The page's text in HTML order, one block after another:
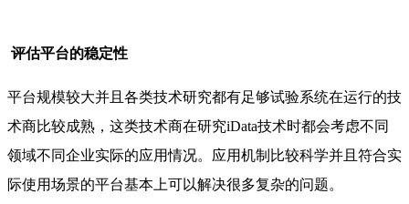
评估平台的稳定性
平台规模较大并且各类技术研究都有足够试验系统在运行的技
术商比较成熟，这类技术商在研究iData技术时都会考虑不同
领域不同企业实际的应用情况。应用机制比较科学并且符合实
际使用场景的平台基本上可以解决很多复杂的问题。